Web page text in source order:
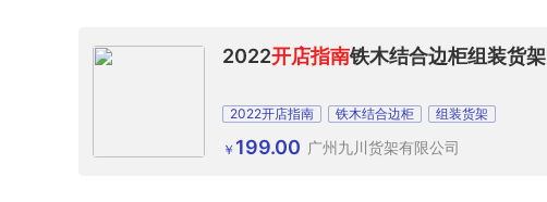
2022开店指南铁木结合边柜组装货架
2022开店指南 铁木结合边柜 组装货架
￥ 199.00 广州九川货架有限公司